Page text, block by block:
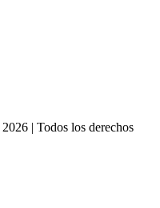
2026 |Todos los derechos